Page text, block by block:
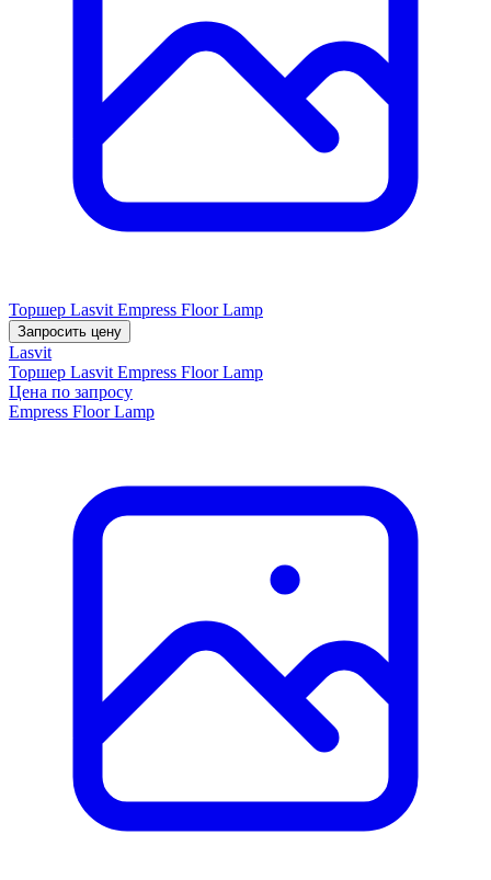
Торшер Lasvit Empress Floor Lamp
Запросить цену
Lasvit
Торшер Lasvit Empress Floor Lamp
Цена по запросу
Empress Floor Lamp